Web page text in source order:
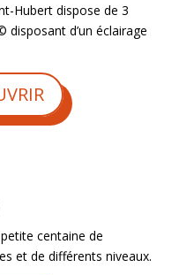
Hubert dispose de 3
d’un éclairage
centaine de
et de différents niveaux.